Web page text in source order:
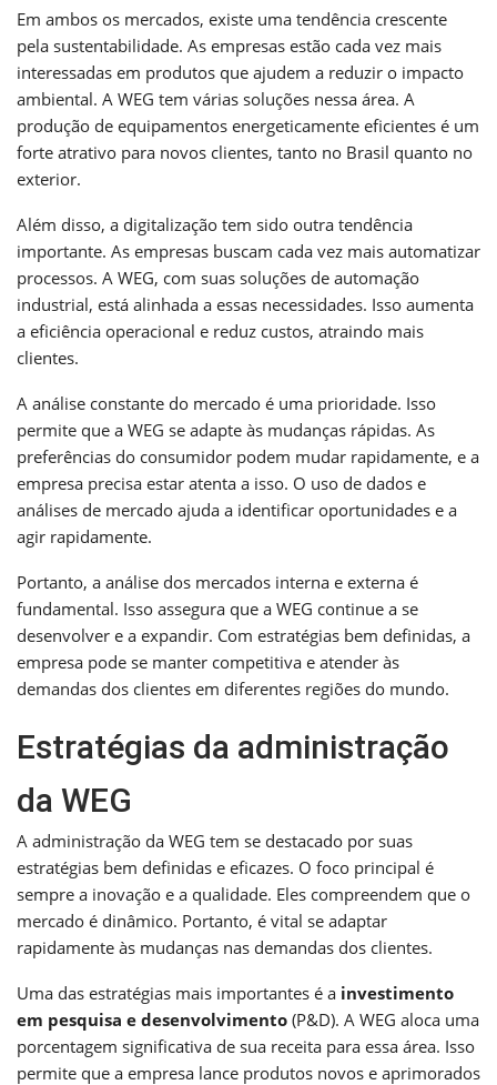
Em ambos os mercados, existe uma tendência crescente
pela sustentabilidade. As empresas estão cada vez mais
interessadas em produtos que ajudem a reduzir o impacto
ambiental. A WEG tem várias soluções nessa área. A
produção de equipamentos energeticamente eficientes é um
forte atrativo para novos clientes, tanto no Brasil quanto no
exterior.
Além disso, a digitalização tem sido outra tendência
importante. As empresas buscam cada vez mais automatizar
processos. A WEG, com suas soluções de automação
industrial, está alinhada a essas necessidades. Isso aumenta
a eficiência operacional e reduz custos, atraindo mais
clientes.
A análise constante do mercado é uma prioridade. Isso
permite que a WEG se adapte às mudanças rápidas. As
preferências do consumidor podem mudar rapidamente, e a
empresa precisa estar atenta a isso. O uso de dados e
análises de mercado ajuda a identificar oportunidades e a
agir rapidamente.
Portanto, a análise dos mercados interna e externa é
fundamental. Isso assegura que a WEG continue a se
desenvolver e a expandir. Com estratégias bem definidas, a
empresa pode se manter competitiva e atender às
demandas dos clientes em diferentes regiões do mundo.
Estratégias da administração
da WEG
A administração da WEG tem se destacado por suas
estratégias bem definidas e eficazes. O foco principal é
sempre a inovação e a qualidade. Eles compreendem que o
mercado é dinâmico. Portanto, é vital se adaptar
rapidamente às mudanças nas demandas dos clientes.
Uma das estratégias mais importantes é a investimento
em pesquisa e desenvolvimento (P&D). A WEG aloca uma
porcentagem significativa de sua receita para essa área. Isso
permite que a empresa lance produtos novos e aprimorados